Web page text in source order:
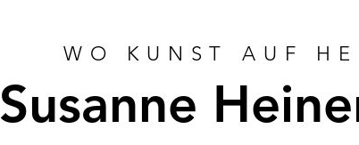
WO KUNST AUF
Susanne